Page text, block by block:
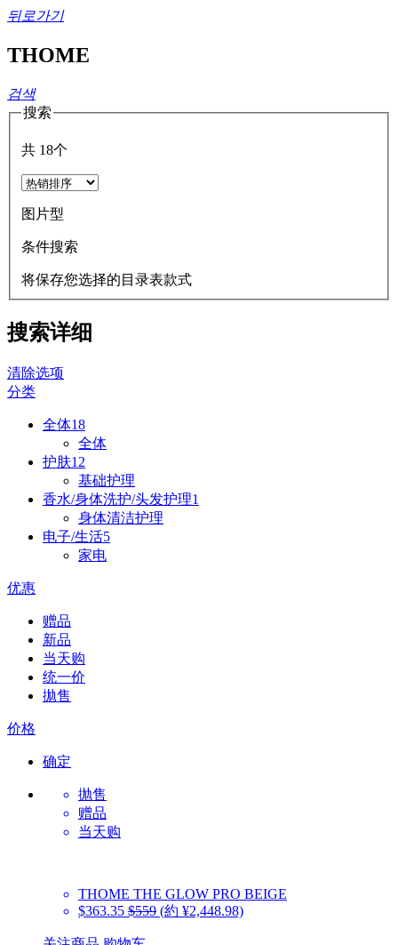
뒤로가기
THOME
검색
搜索
共 18个
图片型
条件搜索
将保存您选择的目录表款式
搜索详细
清除选项
分类
全体18
全体
护肤12
基础护理
香水/身体洗护/头发护理1
身体清洁护理
电子/生活5
家电
优惠
赠品
新品
当天购
统一价
拋售
价格
确定
抛售
赠品
当天购
THOME THE GLOW PRO BEIGE
$363.35 $559 (約 ¥2,448.98)